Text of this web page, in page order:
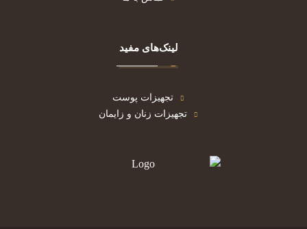
لینک‌های مفید
تجهیزات پوست
تجهیزات زنان و زایمان